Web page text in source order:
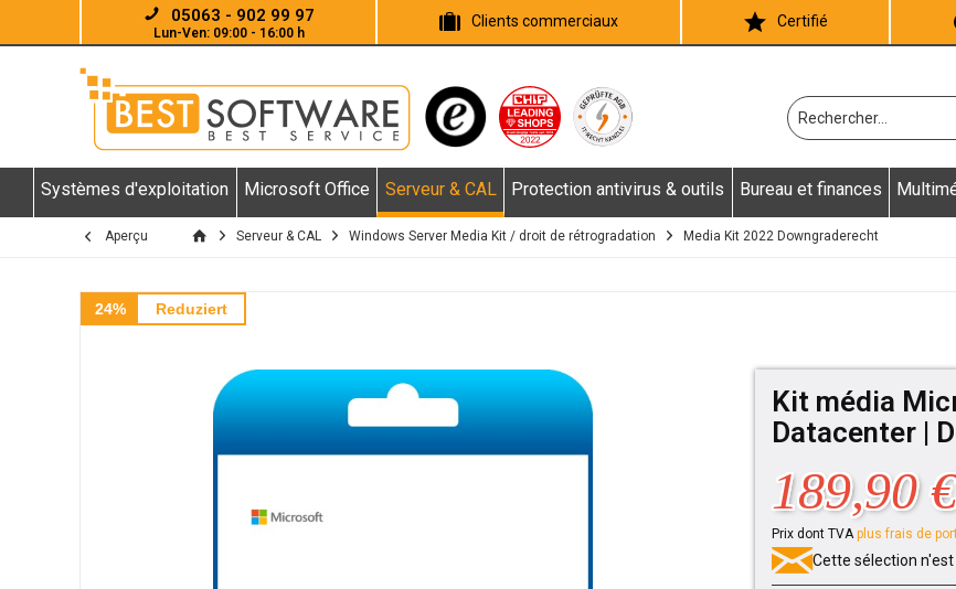
05063 - 902 99 97
Lun-Ven: 09:00 - 16:00 h
Clients commerciaux Certifié
Systèmes d'exploitation Microsoft Office Serveur & CAL Protection antivirus & outils Bureau et finances
Aperçu Serveur & CAL Windows Server Media Kit / droit de rétrogradation Media Kit 2022 Downgraderecht
24% Reduziert
Kit média
Datacenter |
189,90
Prix dont TVAplus frais de
Cette sélection n'est